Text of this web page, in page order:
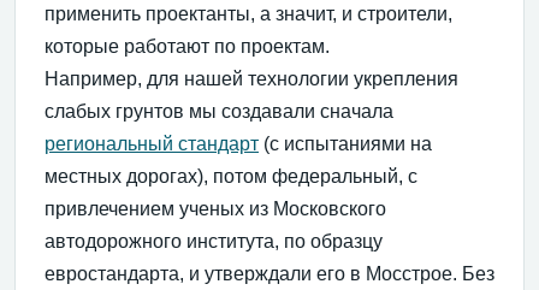
применить проектанты, а значит, и строители,
которые работают по проектам.
Например, для нашей технологии укрепления
слабых грунтов мы создавали сначала
региональный стандарт (с испытаниями на
местных дорогах), потом федеральный, с
привлечением ученых из Московского
автодорожного института, по образцу
евростандарта, и утверждали его в Мосстрое. Без